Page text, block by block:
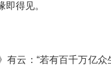
得见。
有云：“若有百千万亿